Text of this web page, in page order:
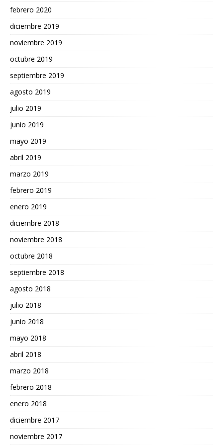
febrero 2020
diciembre 2019
noviembre 2019
octubre 2019
septiembre 2019
agosto 2019
julio 2019
junio 2019
mayo 2019
abril 2019
marzo 2019
febrero 2019
enero 2019
diciembre 2018
noviembre 2018
octubre 2018
septiembre 2018
agosto 2018
julio 2018
junio 2018
mayo 2018
abril 2018
marzo 2018
febrero 2018
enero 2018
diciembre 2017
noviembre 2017